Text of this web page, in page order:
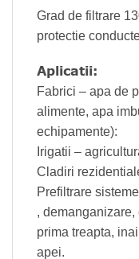
Grad de filtrare
protectie
Aplicatii:
Fabrici – apa de
alimente, apa
echipamente):
Irigatii –
Cladiri
Prefiltrare
,
prima treapta,
apei.